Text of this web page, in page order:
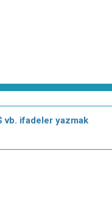
vb. ifadeler yazmak